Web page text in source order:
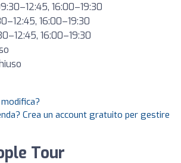
16:00–19:30
16:00–19:30
16:00–19:30
Crea un account gratuito per gestire
Tour